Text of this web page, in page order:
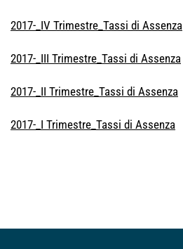
2017-_IV Trimestre_Tassi di Assenza
2017-_III Trimestre_Tassi di Assenza
2017-_II Trimestre_Tassi di Assenza
2017-_I Trimestre_Tassi di Assenza